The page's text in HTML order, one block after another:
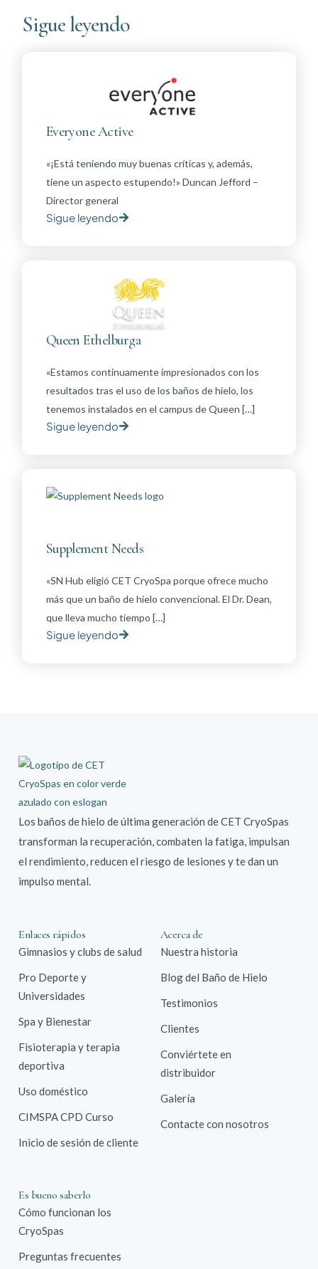
Sigue leyendo
Everyone Active
«¡Está teniendo muy buenas críticas y, además,
tiene un aspecto estupendo!» Duncan Jefford –
Director general
Sigue leyendo
Queen Ethelburga
«Estamos continuamente impresionados con los
resultados tras el uso de los baños de hielo, los
tenemos instalados en el campus de Queen […]
Sigue leyendo
Supplement Needs
«SN Hub eligió CET CryoSpa porque ofrece mucho
más que un baño de hielo convencional. El Dr. Dean,
que lleva mucho tiempo […]
Sigue leyendo
Los baños de hielo de última generación de CET CryoSpas
transforman la recuperación, combaten la fatiga, impulsan
el rendimiento, reducen el riesgo de lesiones y te dan un
impulso mental.
Enlaces rápidos
Gimnasios y clubs de salud
Pro Deporte y
Universidades
Spa y Bienestar
Fisioterapia y terapia
deportiva
Uso doméstico
CIMSPA CPD Curso
Inicio de sesión de cliente
Acerca de
Nuestra historia
Blog del Baño de Hielo
Testimonios
Clientes
Conviértete en
distribuidor
Galería
Contacte con nosotros
Es bueno saberlo
Cómo funcionan los
CryoSpas
Preguntas frecuentes